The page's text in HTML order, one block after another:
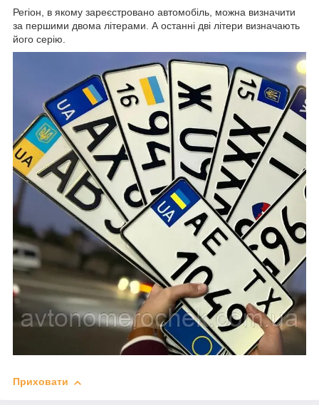
Регіон, в якому зареєстровано автомобіль, можна визначити
за першими двома літерами. А останні дві літери визначають
його серію.
Приховати